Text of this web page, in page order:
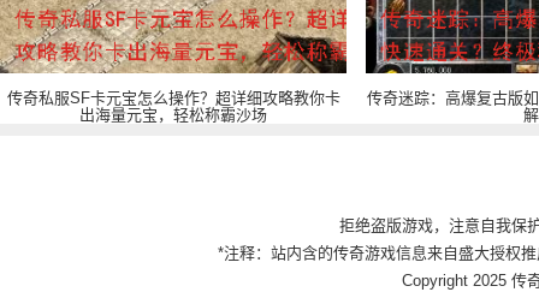
传奇私服SF卡元宝怎么操作？超详细攻略教你卡
出海量元宝，轻松称霸沙场
传奇迷踪：高爆复古版
拒绝盗版游戏，注意自我保
*注释：站内含的传奇游戏信息来自盛大授权
Copyright 2025 传